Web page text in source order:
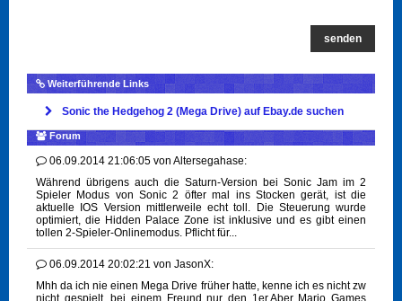
senden
Weiterführende Links
Sonic the Hedgehog 2 (Mega Drive) auf Ebay.de suchen
Forum
06.09.2014 21:06:05 von Altersegahase:
Während übrigens auch die Saturn-Version bei Sonic Jam im 2
Spieler Modus von Sonic 2 öfter mal ins Stocken gerät, ist die
aktuelle IOS Version mittlerweile echt toll. Die Steuerung wurde
optimiert, die Hidden Palace Zone ist inklusive und es gibt einen
tollen 2-Spieler-Onlinemodus. Pflicht für...
06.09.2014 20:02:21 von JasonX:
Mhh da ich nie einen Mega Drive früher hatte, kenne ich es nicht zw